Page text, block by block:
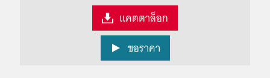
แคตตาล็อก
ขอราคา